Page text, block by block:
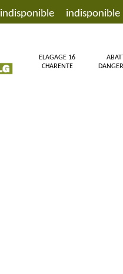
indisponible indisponible
ELAGAGE 16
CHARENTE